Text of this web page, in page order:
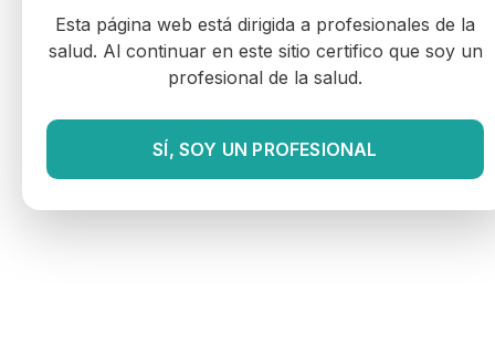
Esta página web está dirigida a profesionales de la
salud. Al continuar en este sitio certifico que soy un
profesional de la salud.
SÍ, SOY UN PROFESIONAL